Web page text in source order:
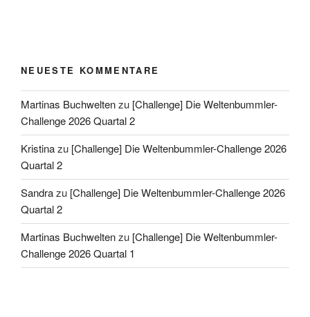
NEUESTE KOMMENTARE
Martinas Buchweltenzu [Challenge] Die Weltenbummler-
Challenge 2026 Quartal 2
Kristinazu [Challenge] Die Weltenbummler-Challenge 2026
Quartal 2
Sandrazu [Challenge] Die Weltenbummler-Challenge 2026
Quartal 2
Martinas Buchweltenzu [Challenge] Die Weltenbummler-
Challenge 2026 Quartal 1